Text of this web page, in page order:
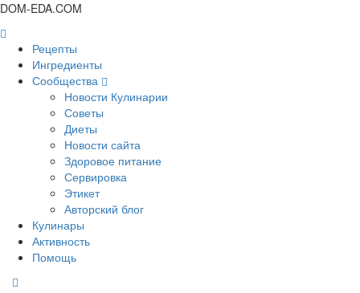
DOM-EDA.COM
Рецепты
Ингредиенты
Сообщества
Новости Кулинарии
Советы
Диеты
Новости сайта
Здоровое питание
Сервировка
Этикет
Авторский блог
Кулинары
Активность
Помощь